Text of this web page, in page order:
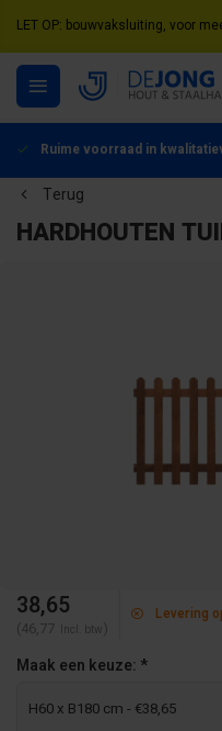
LET OP: bouwvaksluiting, voor
Ruime voorraad in
Terug
HARDHOUTEN
38,65
(46,77 Incl. btw )
Levering
Maak een keuze: *